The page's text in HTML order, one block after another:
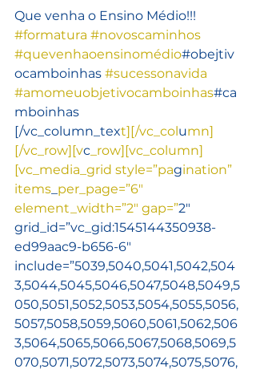
Que venha o Ensino Médio!!!
#formatura #novoscaminhos
#quevenhaoensinomédio#obejtiv
ocamboinhas #sucessonavida
#amomeuobjetivocamboinhas#ca
mboinhas
[/vc_column_text][/vc_column]
[/vc_row][vc _row][vc_column]
[vc_media_grid style=”pagination”
items per_page=”6″
element_width=”2″ gap=”2″
grid_id=”vc_gid:1545144350938-
ed99aac9-b656-6″
include=”5039,5040,5041,5042,504
3,5044,5045,5046,5047,5048,5049,5
050,5051,5052,5053,5054,5055,5056,
5057,5058,5059,5060,5061,5062,506
3,5064,5065,5066,5067,5068,5069,5
070,5071,5072,5073,5074,5075,5076,